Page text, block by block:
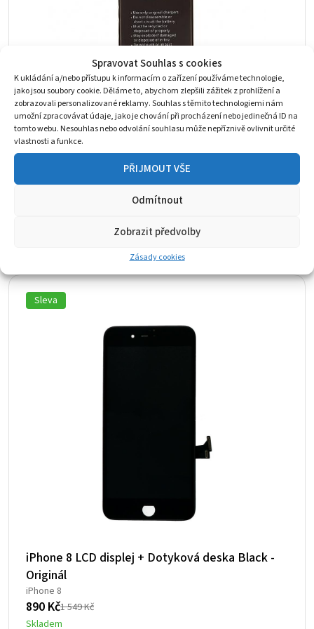
Spravovat Souhlas s cookies
K ukládání a/nebo přístupu k informacím o zařízení používáme technologie,
jako jsou soubory cookie. Děláme to, abychom zlepšili zážitek z prohlížení a
zobrazovali personalizované reklamy. Souhlas s těmito technologiemi nám
umožní zpracovávat údaje, jako je chování při procházení nebo jedinečná ID na
tomto webu. Nesouhlas nebo odvolání souhlasu může nepříznivě ovlivnit určité
vlastnosti a funkce.
PŘIJMOUT VŠE
Odmítnout
Zobrazit předvolby
Zásady cookies
Originální Baterie iPhone 8 - 1821mAh
300 Kč.
218 Kč.
Sleva
iPhone 8 LCD displej + Dotyková deska Black -
Originál
iPhone 8
1 549Kč
Původní
890 Kč
Aktuální
Skladem